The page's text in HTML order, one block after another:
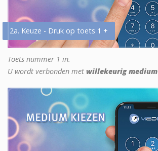
2a. Keuze - Druk op toets 1 +
Toets nummer 1 in.
U wordt verbonden met willekeurig medium